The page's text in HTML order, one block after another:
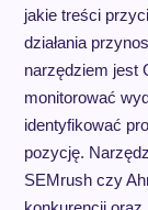
jakie treści
działania
narzędziem jest
monitorować
identyfikować
pozycję.
SEMrush czy